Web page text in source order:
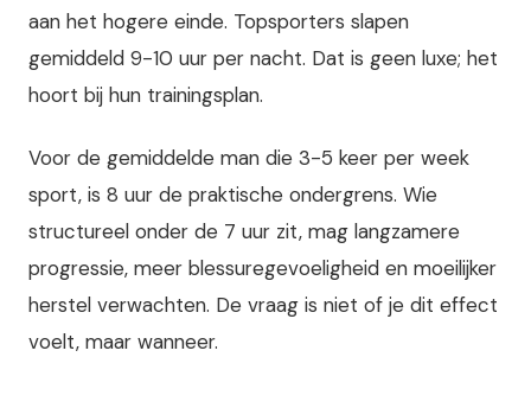
aan het hogere einde. Topsporters slapen
gemiddeld 9-10 uur per nacht. Dat is geen luxe; het
hoort bij hun trainingsplan.
Voor de gemiddelde man die 3-5 keer per week
sport, is 8 uur de praktische ondergrens. Wie
structureel onder de 7 uur zit, mag langzamere
progressie, meer blessuregevoeligheid en moeilijker
herstel verwachten. De vraag is niet of je dit effect
voelt, maar wanneer.